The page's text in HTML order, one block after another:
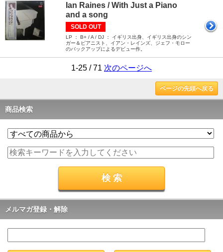
Ian Raines / With Just a Piano
and a song
SOLD OUT
LP ： B+ / A / DJ ： イギリス出身、イギリス出身のシン
ガー＆ピアニスト、イアン・レインズ、ジェフ・モロー
のバックアップによるデビュー作。
1-25 / 71 次のページへ
ページの先頭へ戻る
商品検索
メルマガ登録・解除